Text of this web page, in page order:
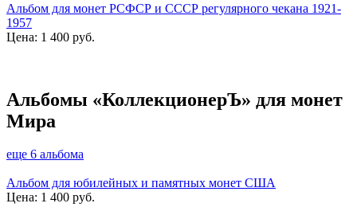
Альбом для монет РСФСР и СССР регулярного чекана 1921-
1957
Цена: 1 400 руб.
Альбомы «КоллекционерЪ» для монет
Мира
еще 6 альбома
Альбом для юбилейных и памятных монет США
Цена: 1 400 руб.